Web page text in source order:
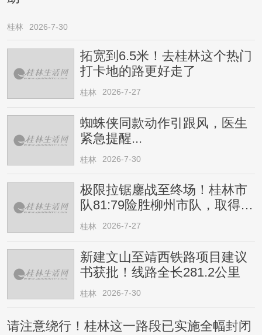
桂林 2026-7-30
拓宽到6.5米！去桂林这个热门
打卡地的路更好走了
桂林 2026-7-27
蜘蛛侠同款动作引跟风，医生
紧急提醒...
桂林 2026-7-30
极限拉锯鏖战至终场！桂林市
队81:79险胜柳州市队，取得四
连胜
桂林 2026-7-27
新建文山至靖西铁路项目建议
书获批！线路全长281.2公里
桂林 2026-7-30
请注意绕行！桂林这一路段已实施全幅封闭